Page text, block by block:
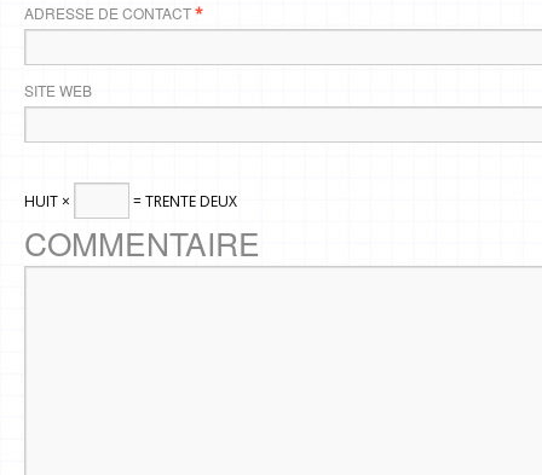
ADRESSE DE CONTACT*
SITE WEB
HUIT × = TRENTE DEUX
COMMENTAIRE